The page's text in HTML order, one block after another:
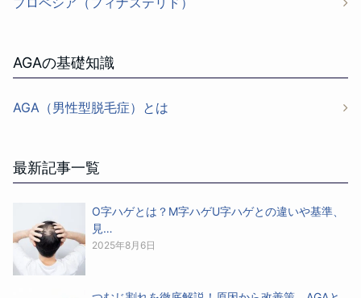
AGAの基礎知識
AGA（男性型脱毛症）とは
最新記事一覧
O字ハゲとは？M字ハゲU字ハゲとの違いや基準、
見…
2025年8月6日